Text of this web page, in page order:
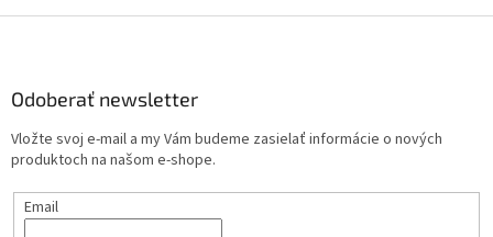
Odoberať newsletter
Vložte svoj e-mail a my Vám budeme zasielať informácie o nových
produktoch na našom e-shope.
Email